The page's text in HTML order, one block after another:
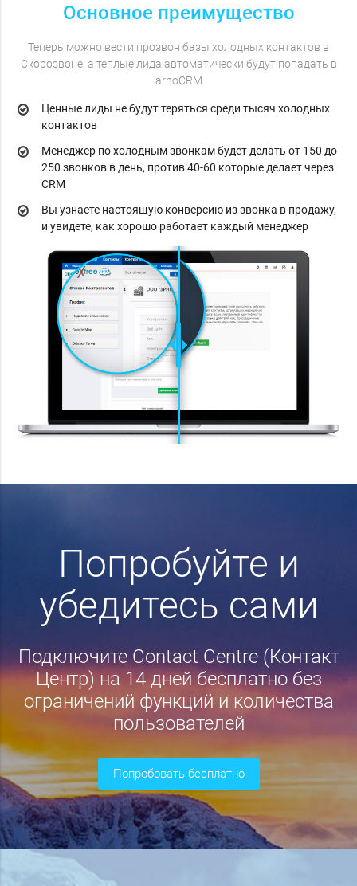
Основное преимущество
Теперь можно вести прозвон базы холодных контактов в
Скорозвоне, а теплые лида автоматически будут попадать в
arnoCRM
Ценные лиды не будут теряться среди тысяч холодных
контактов
Менеджер по холодным звонкам будет делать от 150 до
250 звонков в день, против 40-60 которые делает через
CRM
Вы узнаете настоящую конверсию из звонка в продажу,
и увидете, как хорошо работает каждый менеджер
Попробуйте и
убедитесь сами
Подключите Contact Centre (Контакт
Центр) на 14 дней бесплатно без
ограничений функций и количества
пользователей
попробовать бесплатно